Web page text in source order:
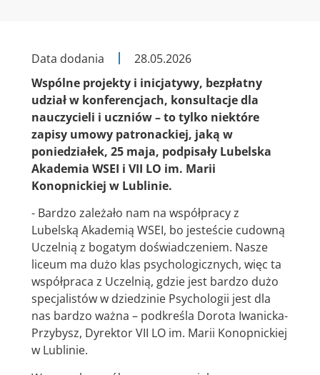
Data dodania
28.05.2026
Wspólne projekty i inicjatywy, bezpłatny
udział w konferencjach, konsultacje dla
nauczycieli i uczniów – to tylko niektóre
zapisy umowy patronackiej, jaką w
poniedziałek, 25 maja, podpisały Lubelska
Akademia WSEI i VII LO im. Marii
Konopnickiej w Lublinie.
- Bardzo zależało nam na współpracy z
Lubelską Akademią WSEI, bo jesteście cudowną
Uczelnią z bogatym doświadczeniem. Nasze
liceum ma dużo klas psychologicznych, więc ta
współpraca z Uczelnią, gdzie jest bardzo dużo
specjalistów w dziedzinie Psychologii jest dla
nas bardzo ważna – podkreśla Dorota Iwanicka-
Przybysz, Dyrektor VII LO im. Marii Konopnickiej
w Lublinie.